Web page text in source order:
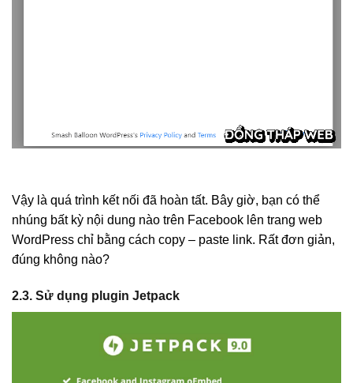
Vậy là quá trình kết nối đã hoàn tất. Bây giờ, bạn có thể
nhúng bất kỳ nội dung nào trên Facebook lên trang web
WordPress chỉ bằng cách copy – paste link. Rất đơn giản,
đúng không nào?
2.3. Sử dụng plugin Jetpack